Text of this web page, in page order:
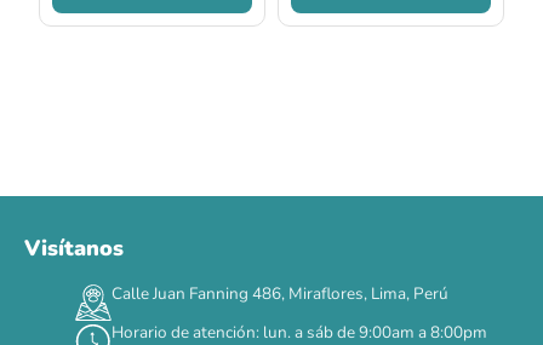
Visítanos
Calle Juan Fanning 486, Miraflores, Lima, Perú
Horario de atención: lun. a sáb de 9:00am a 8:00pm